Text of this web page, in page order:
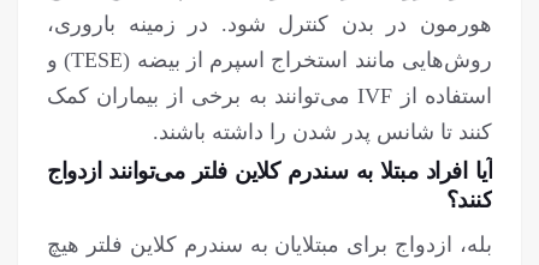
هورمون در بدن کنترل شود. در زمینه باروری،
روش‌هایی مانند استخراج اسپرم از بیضه (TESE) و
استفاده از IVF می‌توانند به برخی از بیماران کمک
کنند تا شانس پدر شدن را داشته باشند.
آیا افراد مبتلا به سندرم کلاین فلتر می‌توانند ازدواج
کنند؟
بله، ازدواج برای مبتلایان به سندرم کلاین فلتر هیچ